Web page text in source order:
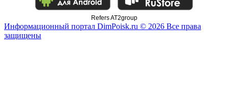
Refers AT2group
Информационный портал DimPoisk.ru © 2026 Все права
защищены